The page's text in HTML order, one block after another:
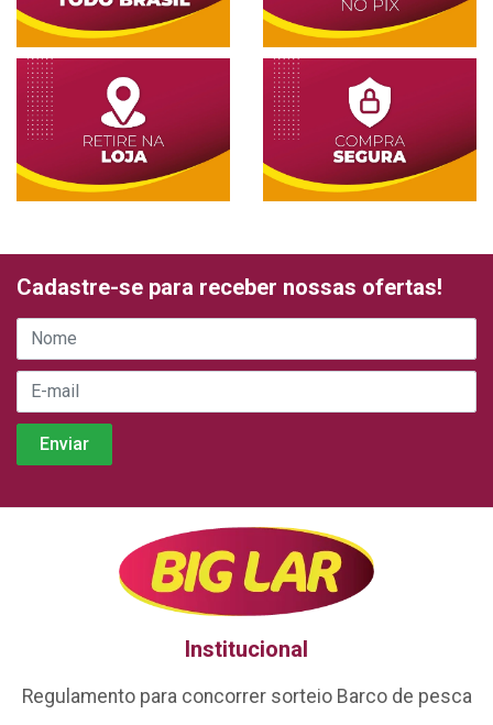
Cadastre-se para receber nossas ofertas!
Institucional
Regulamento para concorrer sorteio Barco de pesca